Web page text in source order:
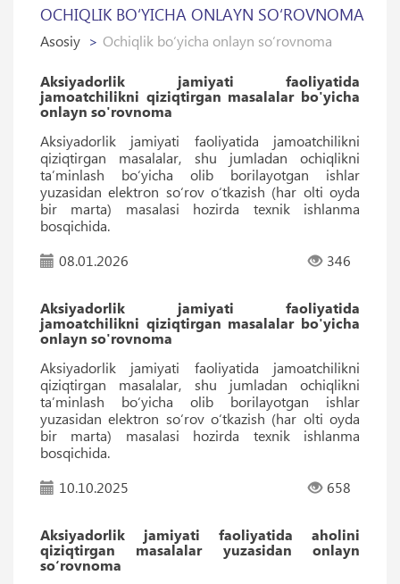
OCHIQLIK BO‘YICHA ONLAYN SO‘ROVNOMA
Asosiy Ochiqlik bo‘yicha onlayn so‘rovnoma
Aksiyadorlik jamiyati faoliyatida
jamoatchilikni qiziqtirgan masalalar bo'yicha
onlayn so'rovnoma
Aksiyadorlik jamiyati faoliyatida jamoatchilikni
qiziqtirgan masalalar, shu jumladan ochiqlikni
taʼminlash bo‘yicha olib borilayotgan ishlar
yuzasidan elektron so‘rov o‘tkazish (har olti oyda
bir marta) masalasi hozirda texnik ishlanma
bosqichida.
08.01.2026
346
Aksiyadorlik jamiyati faoliyatida
jamoatchilikni qiziqtirgan masalalar bo'yicha
onlayn so'rovnoma
Aksiyadorlik jamiyati faoliyatida jamoatchilikni
qiziqtirgan masalalar, shu jumladan ochiqlikni
taʼminlash bo‘yicha olib borilayotgan ishlar
yuzasidan elektron so‘rov o‘tkazish (har olti oyda
bir marta) masalasi hozirda texnik ishlanma
bosqichida.
10.10.2025
658
Aksiyadorlik jamiyati faoliyatida aholini
qiziqtirgan masalalar yuzasidan onlayn
so‘rovnoma